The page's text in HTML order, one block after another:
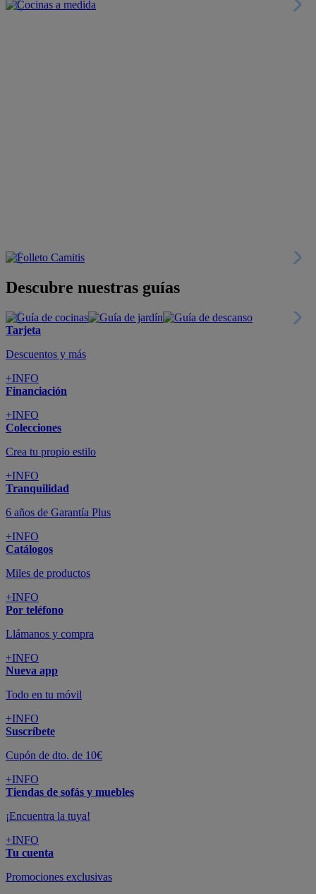
Descubre nuestras guías
Tarjeta
Descuentos y más
+INFO
Financiación
+INFO
Colecciones
Crea tu propio estilo
+INFO
Tranquilidad
6 años de Garantía Plus
+INFO
Catálogos
Miles de productos
+INFO
Por teléfono
Llámanos y compra
+INFO
Nueva app
Todo en tu móvil
+INFO
Suscríbete
Cupón de dto. de 10€
+INFO
Tiendas de sofás y muebles
¡Encuentra la tuya!
+INFO
Tu cuenta
Promociones exclusivas